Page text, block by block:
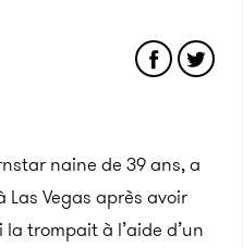
naine de 39 ans, a
Vegas après avoir
trompait à l’aide d’un